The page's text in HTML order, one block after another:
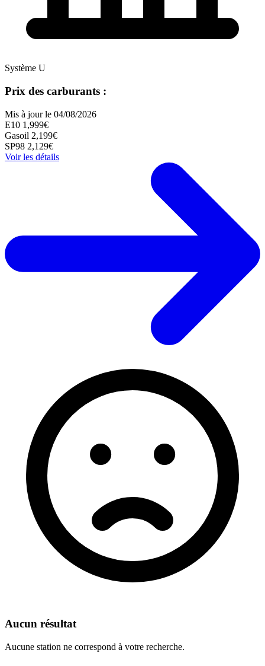
Système U
Prix des carburants :
Mis à jour le 04/08/2026
E10 1,999€
Gasoil 2,199€
SP98 2,129€
Voir les détails
Aucun résultat
Aucune station ne correspond à votre recherche.